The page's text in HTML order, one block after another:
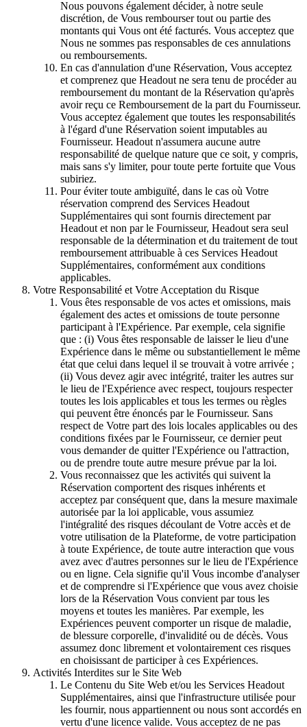
Nous pouvons également décider, à notre seule
discrétion, de Vous rembourser tout ou partie des
montants qui Vous ont été facturés. Vous acceptez que
Nous ne sommes pas responsables de ces annulations
ou remboursements.
En cas d'annulation d'une Réservation, Vous acceptez
et comprenez que Headout ne sera tenu de procéder au
remboursement du montant de la Réservation qu'après
avoir reçu ce Remboursement de la part du Fournisseur.
Vous acceptez également que toutes les responsabilités
à l'égard d'une Réservation soient imputables au
Fournisseur. Headout n'assumera aucune autre
responsabilité de quelque nature que ce soit, y compris,
mais sans s'y limiter, pour toute perte fortuite que Vous
subiriez.
Pour éviter toute ambiguïté, dans le cas où Votre
réservation comprend des Services Headout
Supplémentaires qui sont fournis directement par
Headout et non par le Fournisseur, Headout sera seul
responsable de la détermination et du traitement de tout
remboursement attribuable à ces Services Headout
Supplémentaires, conformément aux conditions
applicables.
Votre Responsabilité et Votre Acceptation du Risque
Vous êtes responsable de vos actes et omissions, mais
également des actes et omissions de toute personne
participant à l'Expérience. Par exemple, cela signifie
que : (i) Vous êtes responsable de laisser le lieu d'une
Expérience dans le même ou substantiellement le même
état que celui dans lequel il se trouvait à votre arrivée ;
(ii) Vous devez agir avec intégrité, traiter les autres sur
le lieu de l'Expérience avec respect, toujours respecter
toutes les lois applicables et tous les termes ou règles
qui peuvent être énoncés par le Fournisseur. Sans
respect de Votre part des lois locales applicables ou des
conditions fixées par le Fournisseur, ce dernier peut
vous demander de quitter l'Expérience ou l'attraction,
ou de prendre toute autre mesure prévue par la loi.
Vous reconnaissez que les activités qui suivent la
Réservation comportent des risques inhérents et
acceptez par conséquent que, dans la mesure maximale
autorisée par la loi applicable, vous assumiez
l'intégralité des risques découlant de Votre accès et de
votre utilisation de la Plateforme, de votre participation
à toute Expérience, de toute autre interaction que vous
avez avec d'autres personnes sur le lieu de l'Expérience
ou en ligne. Cela signifie qu'il Vous incombe d'analyser
et de comprendre si l'Expérience que vous avez choisie
lors de la Réservation Vous convient par tous les
moyens et toutes les manières. Par exemple, les
Expériences peuvent comporter un risque de maladie,
de blessure corporelle, d'invalidité ou de décès. Vous
assumez donc librement et volontairement ces risques
en choisissant de participer à ces Expériences.
Activités Interdites sur le Site Web
Le Contenu du Site Web et/ou les Services Headout
Supplémentaires, ainsi que l'infrastructure utilisée pour
les fournir, nous appartiennent ou nous sont accordés en
vertu d'une licence valide. Vous acceptez de ne pas